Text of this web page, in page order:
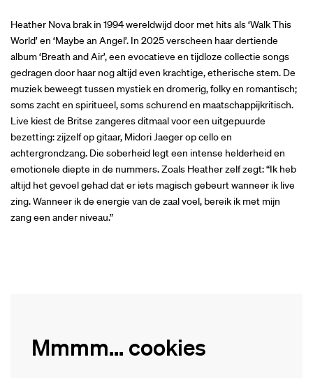
Heather Nova brak in 1994 wereldwijd door met hits als ‘Walk This
World’ en ‘Maybe an Angel’. In 2025 verscheen haar dertiende
album ‘Breath and Air’, een evocatieve en tijdloze collectie songs
gedragen door haar nog altijd even krachtige, etherische stem. De
muziek beweegt tussen mystiek en dromerig, folky en romantisch;
soms zacht en spiritueel, soms schurend en maatschappijkritisch.
Live kiest de Britse zangeres ditmaal voor een uitgepuurde
bezetting: zijzelf op gitaar, Midori Jaeger op cello en
achtergrondzang. Die soberheid legt een intense helderheid en
emotionele diepte in de nummers. Zoals Heather zelf zegt: “Ik heb
altijd het gevoel gehad dat er iets magisch gebeurt wanneer ik live
zing. Wanneer ik de energie van de zaal voel, bereik ik met mijn
zang een ander niveau.”
Mmmm... cookies